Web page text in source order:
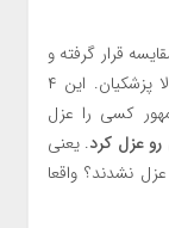
قرار گرفته و
آمده است: «احمدی نژاد، روحانی، رییسی و حالا پزشکیان. این ۴
کسی را عزل
رو عزل کرد. یعنی
نشدند؟ واقعا